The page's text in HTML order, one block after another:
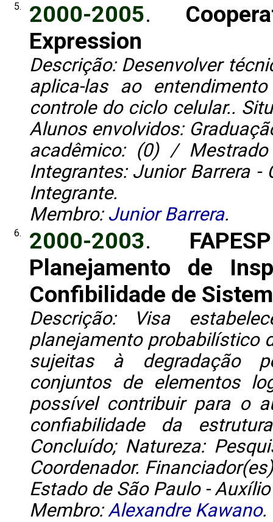
5. 2000-2005.
Expression
Descrição: Desenvolver
aplica-las ao
controle do ciclo celular..
Alunos envolvidos:
acadêmico: (0) /
Integrantes: Junior Barrera
Integrante.
Membro: Junior Barrera.
6. 2000-2003.
Planejamento de
Confibilidade de
Descrição: Visa
planejamento probabilístico
sujeitas à degradação
conjuntos de elementos
possível contribuir para o
confiabilidade da
Concluído; Natureza:
Coordenador.
Estado de São Paulo -
Membro:Alexandre Kawano.